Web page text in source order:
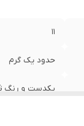
۱۱
حدود یک گرم
یکدست و رنگ